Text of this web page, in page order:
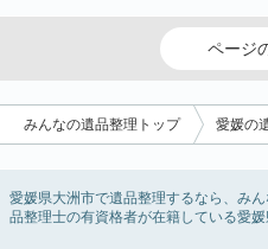
ページ
みんなの遺品整理トップ 愛媛の
愛媛県大洲市で遺品整理するなら、み
品整理士の有資格者が在籍している愛
ます。遺品処分を即日対応してくれる